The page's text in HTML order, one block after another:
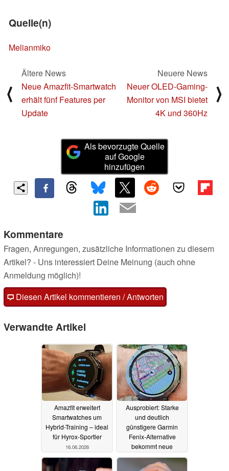
Quelle(n)
Melianmiko
⟨
Ältere News
Neue Amazfit-Smartwatch
erhält fünf Features per
Update
Neuere News
Neuer OLED-Gaming-
Monitor von MSI bietet
4K und 360Hz
⟩
Als bevorzugte Quelle
auf Google
hinzufügen
Kommentare
Fragen, Anregungen, zusätzliche Informationen zu diesem
Artikel? - Uns interessiert Deine Meinung (auch ohne
Anmeldung möglich)!
Diesen Artikel kommentieren / Antworten
Verwandte Artikel
Amazfit erweitert
Smartwatches um
Hybrid-Training – ideal
für Hyrox-Sportler
16.06.2026
Ausprobiert: Starke
und deutlich
günstigere Garmin
Fenix-Alternative
bekommt neue
Funktionen07.06.2026